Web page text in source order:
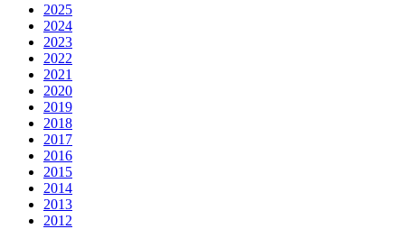
2025
2024
2023
2022
2021
2020
2019
2018
2017
2016
2015
2014
2013
2012